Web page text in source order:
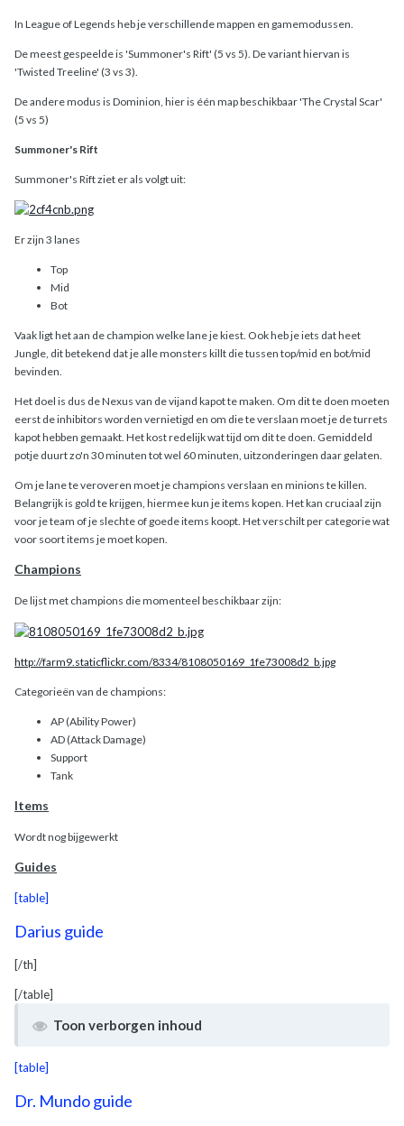
In League of Legends heb je verschillende mappen en gamemodussen.
De meest gespeelde is 'Summoner's Rift' (5 vs 5). De variant hiervan is
'Twisted Treeline' (3 vs 3).
De andere modus is Dominion, hier is één map beschikbaar 'The Crystal Scar'
(5 vs 5)
Summoner's Rift
Summoner's Rift ziet er als volgt uit:
Er zijn 3 lanes
Top
Mid
Bot
Vaak ligt het aan de champion welke lane je kiest. Ook heb je iets dat heet
Jungle, dit betekend dat je alle monsters killt die tussen top/mid en bot/mid
bevinden.
Het doel is dus de Nexus van de vijand kapot te maken. Om dit te doen moeten
eerst de inhibitors worden vernietigd en om die te verslaan moet je de turrets
kapot hebben gemaakt. Het kost redelijk wat tijd om dit te doen. Gemiddeld
potje duurt zo'n 30 minuten tot wel 60 minuten, uitzonderingen daar gelaten.
Om je lane te veroveren moet je champions verslaan en minions te killen.
Belangrijk is gold te krijgen, hiermee kun je items kopen. Het kan cruciaal zijn
voor je team of je slechte of goede items koopt. Het verschilt per categorie wat
voor soort items je moet kopen.
Champions
De lijst met champions die momenteel beschikbaar zijn:
http://farm9.staticflickr.com/8334/8108050169_1fe73008d2_b.jpg
Categorieën van de champions:
AP (Ability Power)
AD (Attack Damage)
Support
Tank
Items
Wordt nog bijgewerkt
Guides
[table]
Darius guide
[/th]
[/table]
Toon verborgen inhoud
[table]
Dr. Mundo guide